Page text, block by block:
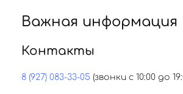
Важная информация
Контакты
8 (927) 083-33-05 (звонки с 10:00 до